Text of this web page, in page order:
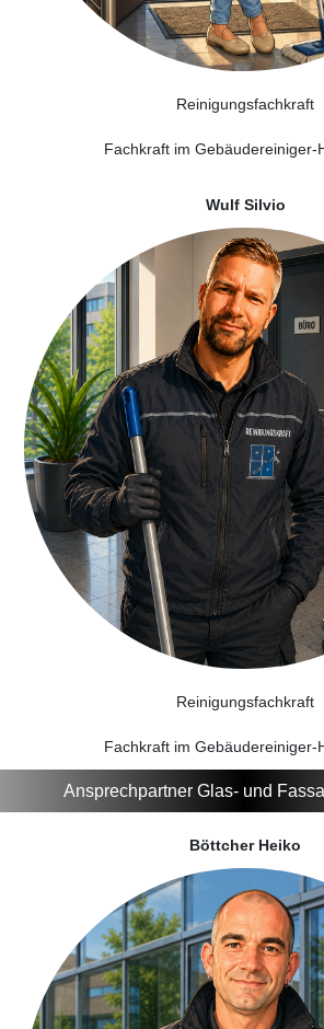
Reinigungsfachkraft
Fachkraft im Gebäudereiniger-
Wulf Silvio
Reinigungsfachkraft
Fachkraft im Gebäudereiniger-
Ansprechpartner Glas- und
Böttcher Heiko